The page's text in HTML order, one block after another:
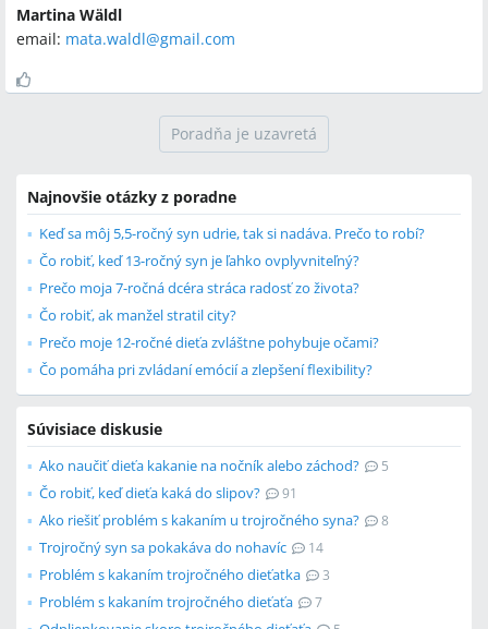
Martina Wäldl
email: mata.waldl@gmail.com
Poradňa je uzavretá
Najnovšie otázky z poradne
Keď sa môj 5,5-ročný syn udrie, tak si nadáva. Prečo to robí?
Čo robiť, keď 13-ročný syn je ľahko ovplyvniteľný?
Prečo moja 7-ročná dcéra stráca radosť zo života?
Čo robiť, ak manžel stratil city?
Prečo moje 12-ročné dieťa zvláštne pohybuje očami?
Čo pomáha pri zvládaní emócií a zlepšení flexibility?
Súvisiace diskusie
Ako naučiť dieťa kakanie na nočník alebo záchod? 5
Čo robiť, keď dieťa kaká do slipov? 91
Ako riešiť problém s kakaním u trojročného syna? 8
Trojročný syn sa pokakáva do nohavíc 14
Problém s kakaním trojročného dieťatka 3
Problém s kakaním trojročného dieťaťa 7